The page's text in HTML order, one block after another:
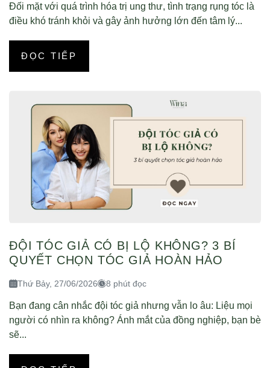
Đối mặt với quá trình hóa trị ung thư, tình trạng rụng tóc là
điều khó tránh khỏi và gây ảnh hưởng lớn đến tâm lý...
ĐỌC TIẾP
ĐỘI TÓC GIẢ CÓ BỊ LỘ KHÔNG? 3 BÍ
QUYẾT CHỌN TÓC GIẢ HOÀN HẢO
Thứ Bảy, 27/06/2026 8 phút đọc
Bạn đang cân nhắc đội tóc giả nhưng vẫn lo âu: Liệu mọi
người có nhìn ra không? Ánh mắt của đồng nghiệp, bạn bè
sẽ...